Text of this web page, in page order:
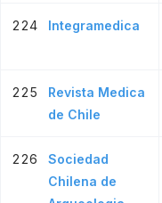
224 Integramedica
225
Revista Medica
de Chile
226
Sociedad
Chilena de